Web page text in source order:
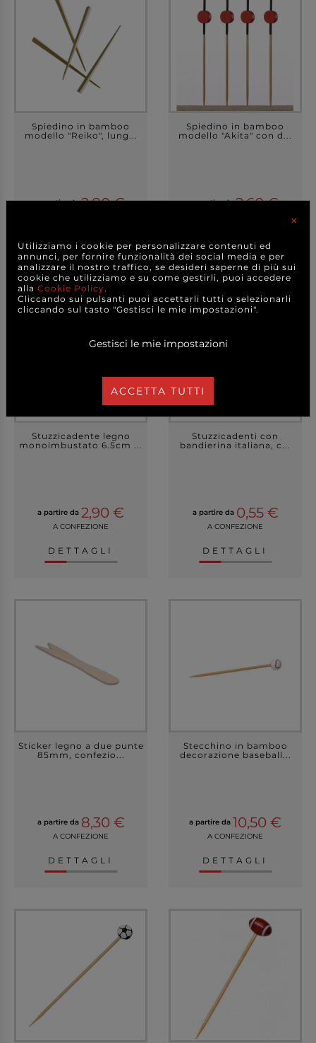
Spiedino in bamboo
modello "Reiko", lung...
a partire da2,80 €
DETTAGLI
Spiedino in bamboo
modello "Akita" con d...
a partire da2,60 €
DETTAGLI
Stuzzicadente legno
monoimbustato 6.5cm ...
a partire da 2,90 €
A CONFEZIONE
DETTAGLI
Stuzzicadenti con
bandierina italiana, c...
a partire da 0,55 €
A CONFEZIONE
DETTAGLI
Sticker legno a due punte
85mm, confezio...
a partire da 8,30 €
A CONFEZIONE
DETTAGLI
Stecchino in bamboo
decorazione baseball...
a partire da 10,50 €
A CONFEZIONE
DETTAGLI
×
Utilizziamo i cookie per personalizzare contenuti ed
annunci, per fornire funzionalità dei social media e per
analizzare il nostro traffico, se desideri saperne di più sui
cookie che utilizziamo e su come gestirli, puoi accedere
alla Cookie Policy.
Cliccando sui pulsanti puoi accettarli tutti o selezionarli
cliccando sul tasto "Gestisci le mie impostazioni".
Gestisci le mie impostazioni
ACCETTA TUTTI